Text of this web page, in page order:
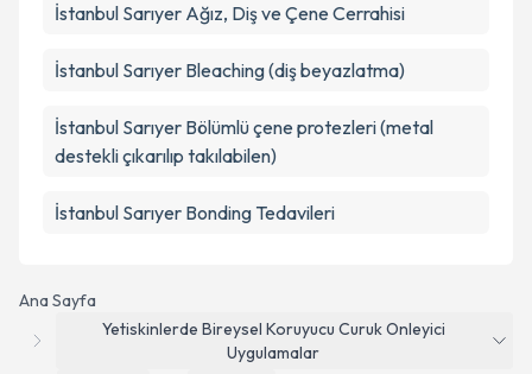
Ana Sayfa
Yetiskinlerde Bireysel Koruyucu Curuk Onleyici
Uygulamalar
İstanbul Sarıyer Ağız, Diş ve Çene Cerrahisi
İstanbul Sarıyer Bleaching (diş beyazlatma)
İstanbul Sarıyer Bölümlü çene protezleri (metal
destekli çıkarılıp takılabilen)
İstanbul Sarıyer Bonding Tedavileri